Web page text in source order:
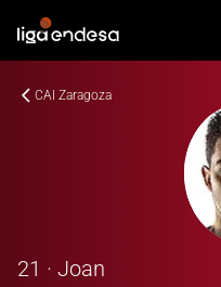
CAI Zaragoza
21 · Joan